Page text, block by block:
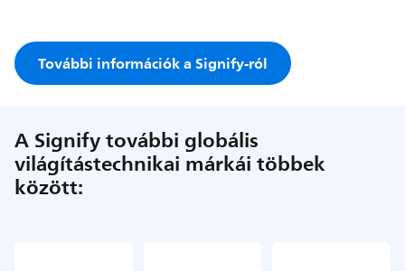
További információk a Signify-ról
A Signify további globális
világítástechnikai márkái többek
között: